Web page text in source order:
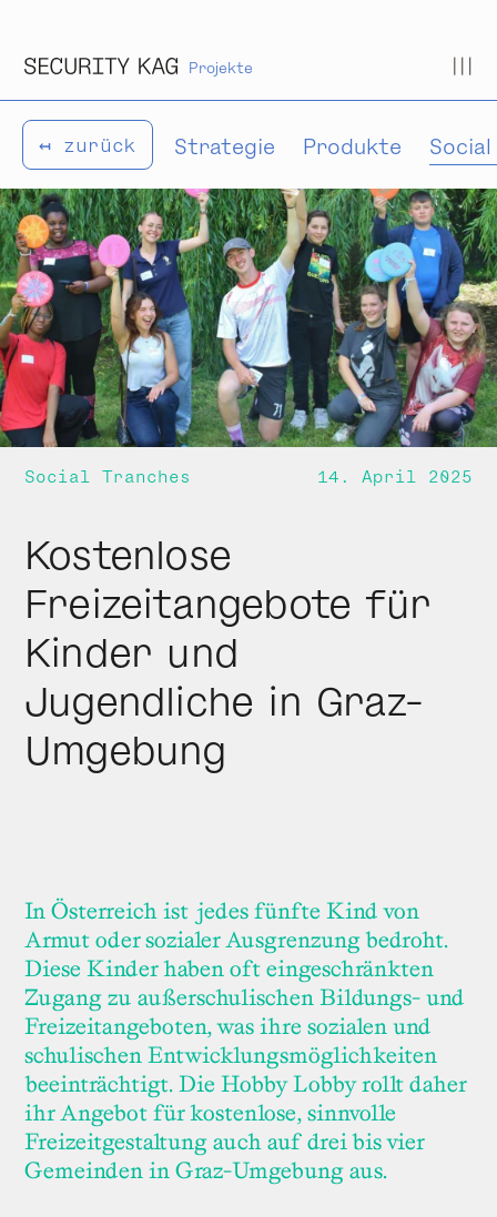
Projekte
↤ zurück Strategie Produkte
Social Tranches 14. April 2025
Kostenlose
Freizeitangebote für
Kinder und
Jugendliche in Graz-
Umgebung
In Österreich ist jedes fünfte Kind von
Armut oder sozialer Ausgrenzung bedroht.
Diese Kinder haben oft eingeschränkten
Zugang zu außerschulischen Bildungs- und
Freizeitangeboten, was ihre sozialen und
schulischen Entwicklungsmöglichkeiten
beeinträchtigt. Die Hobby Lobby rollt daher
ihr Angebot für kosten­lose, sinnvolle
Freizeit­gestaltung auch auf drei bis vier
Gemeinden in Graz-Umgebung aus.